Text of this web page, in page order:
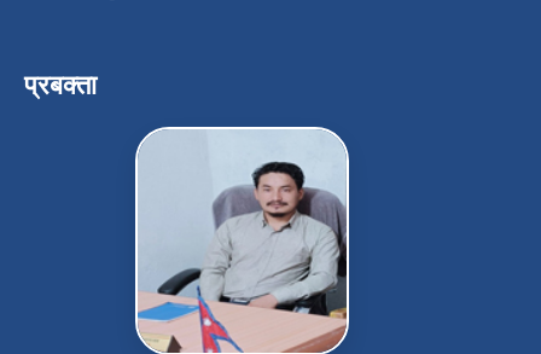
प्रबक्ता